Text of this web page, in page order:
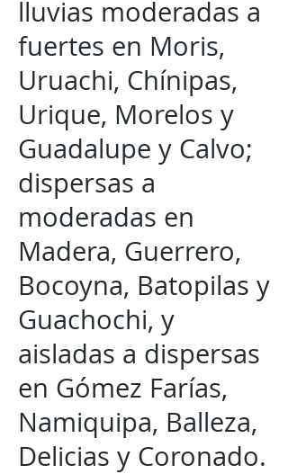
lluvias moderadas a
fuertes en Moris,
Uruachi, Chínipas,
Urique, Morelos y
Guadalupe y Calvo;
dispersas a
moderadas en
Madera, Guerrero,
Bocoyna, Batopilas y
Guachochi, y
aisladas a dispersas
en Gómez Farías,
Namiquipa, Balleza,
Delicias y Coronado.